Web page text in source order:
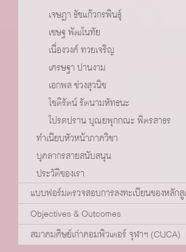
เจษฏา ธัชแก้วกรพินธ์ุ
เชษฐ พัฒโนทัย
เนื่องวงศ์ ทวยเจริญ
เศรษฐา ปานงาม
เอกพล ช่วงสุวนิช
โชติรัตน์ รัตนามหัทธนะ
โปรดปราน บุณยพุกกณะ พิตรสาธร
ทำเนียบหัวหน้าภาควิชา
บุคลากรสายสนับสนุน
ประวัติของเรา
แบบฟอร์มตรวจสอบการลงทะเบียนของหลัก
Objectives & Outcomes
สมาคมศิษย์เก่าคอมพิวเตอร์ จุฬาฯ (CUCA)